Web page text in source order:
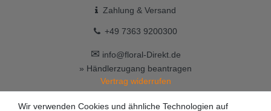
Zahlung & Versand
+49 7363 9200300
✉ info@floral-Direkt.de
» Händlerzugang beantragen
Vertrag widerrufen
Wir verwenden Cookies und ähnliche Technologien auf